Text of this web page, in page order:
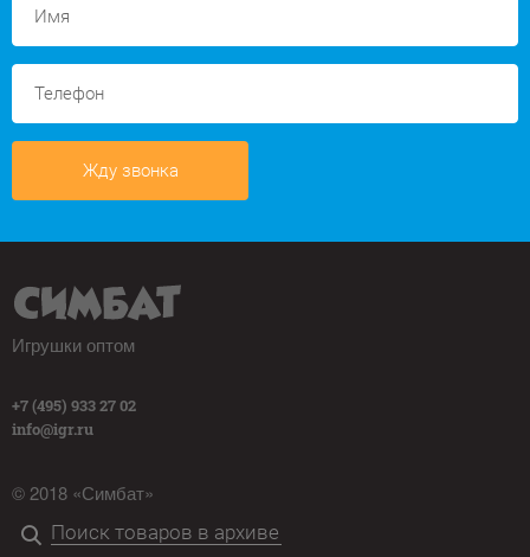
Жду звонка
Игрушки оптом
+7 (495) 933 27 02
info@igr.ru
© 2018 «Симбат»